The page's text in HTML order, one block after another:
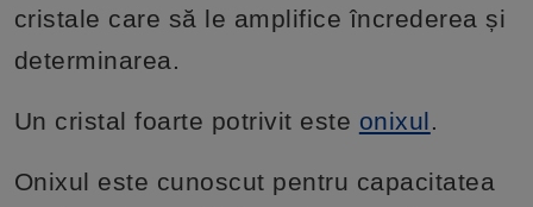
cristale care să le amplifice încrederea și
determinarea.
Un cristal foarte potrivit este onixul.
Onixul este cunoscut pentru capacitatea